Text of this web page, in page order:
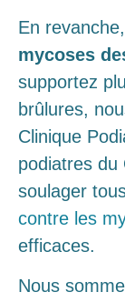
En
mycoses
supportez
brûlures,
Clinique
podiatres du
soulager
contre les
efficaces.
Nous